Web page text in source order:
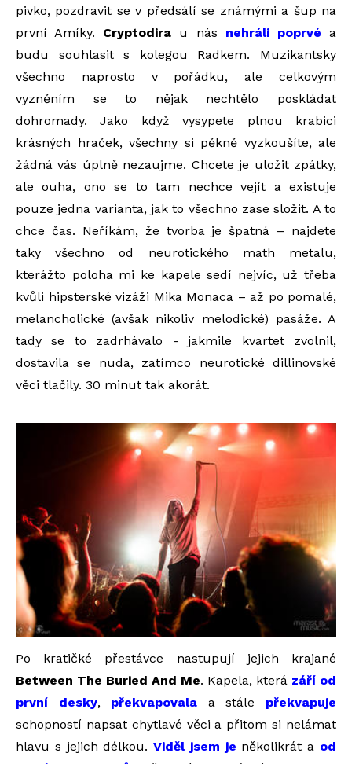
pivko, pozdravit se v předsálí se známými a šup na
první Amíky. Cryptodira u nás nehráli poprvé a
budu souhlasit s kolegou Radkem. Muzikantsky
všechno naprosto v pořádku, ale celkovým
vyzněním se to nějak nechtělo poskládat
dohromady. Jako když vysypete plnou krabici
krásných hraček, všechny si pěkně vyzkoušíte, ale
žádná vás úplně nezaujme. Chcete je uložit zpátky,
ale ouha, ono se to tam nechce vejít a existuje
pouze jedna varianta, jak to všechno zase složit. A to
chce čas. Neříkám, že tvorba je špatná – najdete
taky všechno od neurotického math metalu,
kterážto poloha mi ke kapele sedí nejvíc, už třeba
kvůli hipsterské vizáži Mika Monaca – až po pomalé,
melancholické (avšak nikoliv melodické) pasáže. A
tady se to zadrhávalo - jakmile kvartet zvolnil,
dostavila se nuda, zatímco neurotické dillinovské
věci tlačily. 30 minut tak akorát.
Po kratičké přestávce nastupují jejich krajané
Between The Buried And Me. Kapela, která září od
první desky, překvapovala a stále překvapuje
schopností napsat chytlavé věci a přitom si nelámat
hlavu s jejich délkou.Viděl jsem je několikrát a od